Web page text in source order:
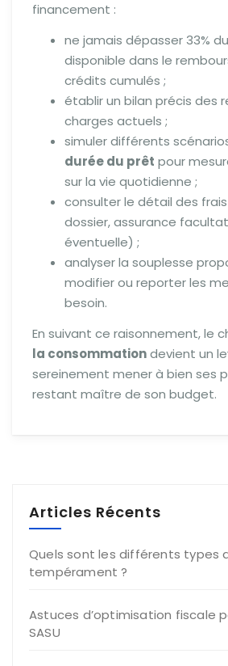
financement :
ne jamais dépasser 33%
disponible dans le
crédits cumulés ;
établir un bilan précis des
charges actuels ;
simuler différents
durée du prêt pour
sur la vie quotidienne ;
consulter le détail des
dossier, assurance
éventuelle) ;
analyser la souplesse
modifier ou reporter les
besoin.
En suivant ce raisonnement, le
la consommationdevient un
sereinement mener à bien ses
restant maître de son budget.
Articles Récents
Quels sont les différents types
tempérament ?
Astuces d’optimisation fiscale
SASU